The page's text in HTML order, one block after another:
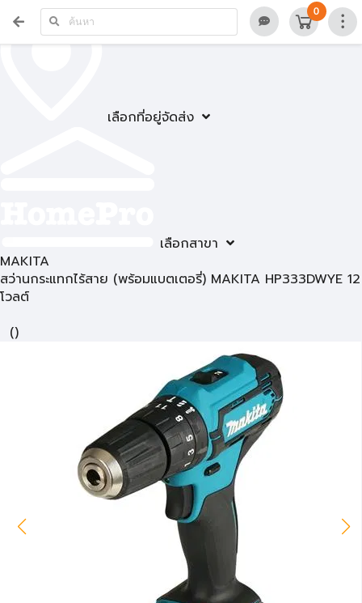
เลือกที่อยู่จัดส่ง
เลือกสาขา
0
MAKITA
สว่านกระแทกไร้สาย (พร้อมแบตเตอรี่) MAKITA HP333DWYE 12
โวลต์
()